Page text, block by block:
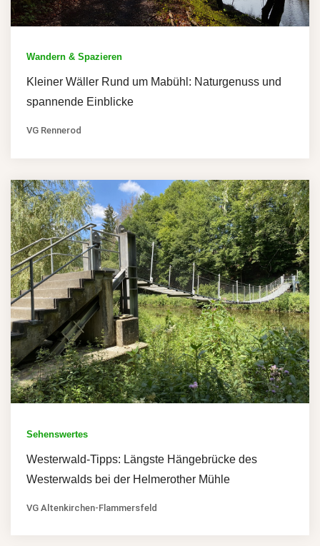
Wandern & Spazieren
Kleiner Wäller Rund um Mabühl: Naturgenuss und
spannende Einblicke
VG Rennerod
Sehenswertes
Westerwald-Tipps: Längste Hängebrücke des
Westerwalds bei der Helmerother Mühle
VG Altenkirchen-Flammersfeld